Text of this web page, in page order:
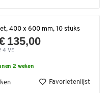
400 x 600 mm, 10 stuks
135,00
4 VE
2 weken
Favorietenlijst